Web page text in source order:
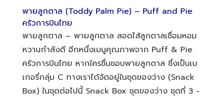
พายลูกตาล (Toddy Palm Pie) – Puff and Pie
ครัวการบินไทย
พายลูกตาล – พายลูกตาล สอดไส้ลูกตาลเชื่อมหอม
หวานกำลังดี อีกหนึ่งเมนูคุณภาพจาก Puff & Pie
ครัวการบินไทย หากใครชื่นชอบพายลูกตาล ซึ่งเป็นเบ
เกอรี่กลุ่ม C ทางเราได้จัดอยู่ในชุดของว่าง (Snack
Box) ในชุดต่อไปนี้ Snack Box ชุดของว่าง ชุดที่ 3 -